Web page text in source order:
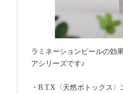
ラミネーションピールの効
アシリーズです♪
・B.T.X〈天然ボトックス